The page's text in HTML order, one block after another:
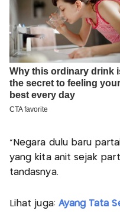
“Negara dulu baru
yang kita anit sejak
tandasnya.
Lihat juga: Ayang Tata